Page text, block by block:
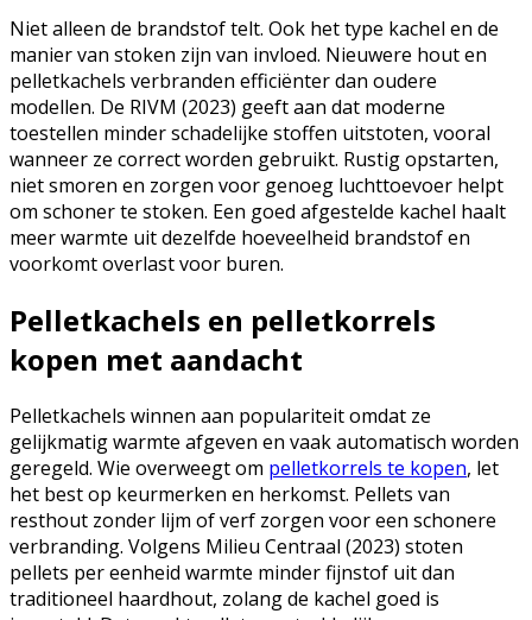
Niet alleen de brandstof telt. Ook het type kachel en de
manier van stoken zijn van invloed. Nieuwere hout en
pelletkachels verbranden efficiënter dan oudere
modellen. De RIVM (2023) geeft aan dat moderne
toestellen minder schadelijke stoffen uitstoten, vooral
wanneer ze correct worden gebruikt. Rustig opstarten,
niet smoren en zorgen voor genoeg luchttoevoer helpt
om schoner te stoken. Een goed afgestelde kachel haalt
meer warmte uit dezelfde hoeveelheid brandstof en
voorkomt overlast voor buren.
Pelletkachels en pelletkorrels
kopen met aandacht
Pelletkachels winnen aan populariteit omdat ze
gelijkmatig warmte afgeven en vaak automatisch worden
geregeld. Wie overweegt om pelletkorrels te kopen, let
het best op keurmerken en herkomst. Pellets van
resthout zonder lijm of verf zorgen voor een schonere
verbranding. Volgens Milieu Centraal (2023) stoten
pellets per eenheid warmte minder fijnstof uit dan
traditioneel haardhout, zolang de kachel goed is